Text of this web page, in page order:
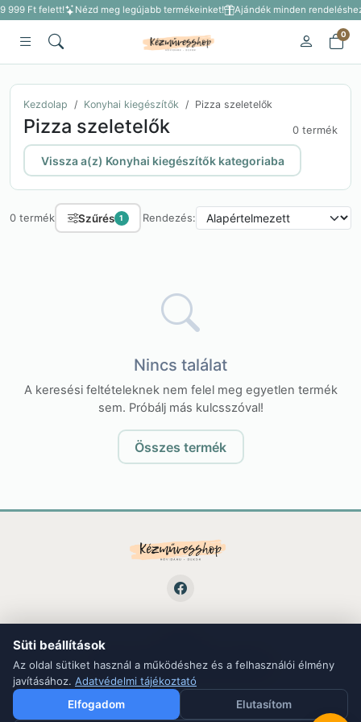
999 Ft felett! Nézd meg legújabb termékeinket! Ajándék minden
0
Kezdolap Konyhai kiegészítők Pizza szeletelők
Pizza szeletelők 0 termék
Vissza a(z) Konyhai kiegészítők kategoriaba
0 termék Szűrés 1 Rendezés:
Nincs találat
A keresési feltételeknek nem felel meg egyetlen termék
sem. Próbálj más kulcsszóval!
Összes termék
ÁSZFAdatvédelemKapcsolatBlog
Süti beállítások
Az oldal sütiket használ a működéshez és a felhasználói élmény
javításához. Adatvédelmi tájékoztató
Elutasítom
Elfogadom